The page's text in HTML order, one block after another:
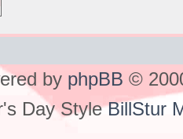
by phpBB ©
Day StyleBillStur